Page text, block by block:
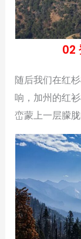
02
随后我们在红
响，加州的红
峦蒙上一层朦胧